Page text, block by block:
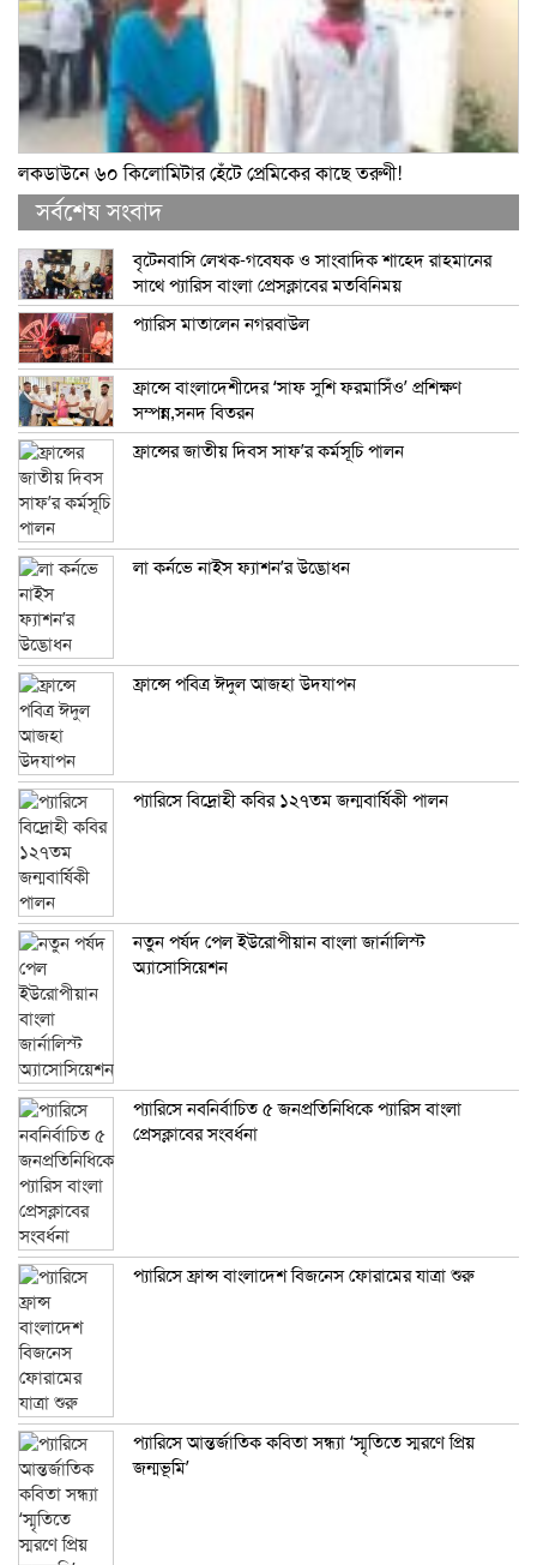
লকডাউনে ৬০ কিলোমিটার হেঁটে প্রেমিকের কাছে তরুণী!
সর্বশেষ সংবাদ
বৃটেনবাসি লেখক-গবেষক ও সাংবাদিক শাহেদ রাহমানের
সাথে প্যারিস বাংলা প্রেসক্লাবের মতবিনিময়
প্যারিস মাতালেন নগরবাউল
ফ্রান্সে বাংলাদেশীদের ‘সাফ সুশি ফরমাসিঁও’ প্রশিক্ষণ
সম্পন্ন,সনদ বিতরন
ফ্রান্সের জাতীয় দিবস সাফ’র কর্মসূচি পালন
লা কর্নভে নাইস ফ্যাশন’র উদ্ভোধন
ফ্রান্সে পবিত্র ঈদুল আজহা উদযাপন
প্যারিসে বিদ্রোহী কবির ১২৭তম জন্মবার্ষিকী পালন
নতুন পর্ষদ পেল ইউরোপীয়ান বাংলা জার্নালিস্ট
অ্যাসোসিয়েশন
প্যারিসে নবনির্বাচিত ৫ জনপ্রতিনিধিকে প্যারিস বাংলা
প্রেসক্লাবের সংবর্ধনা
প্যারিসে ফ্রান্স বাংলাদেশ বিজনেস ফোরামের যাত্রা শুরু
প্যারিসে আন্তর্জাতিক কবিতা সন্ধ্যা ‘স্মৃতিতে স্মরণে প্রিয়
জন্মভূমি’